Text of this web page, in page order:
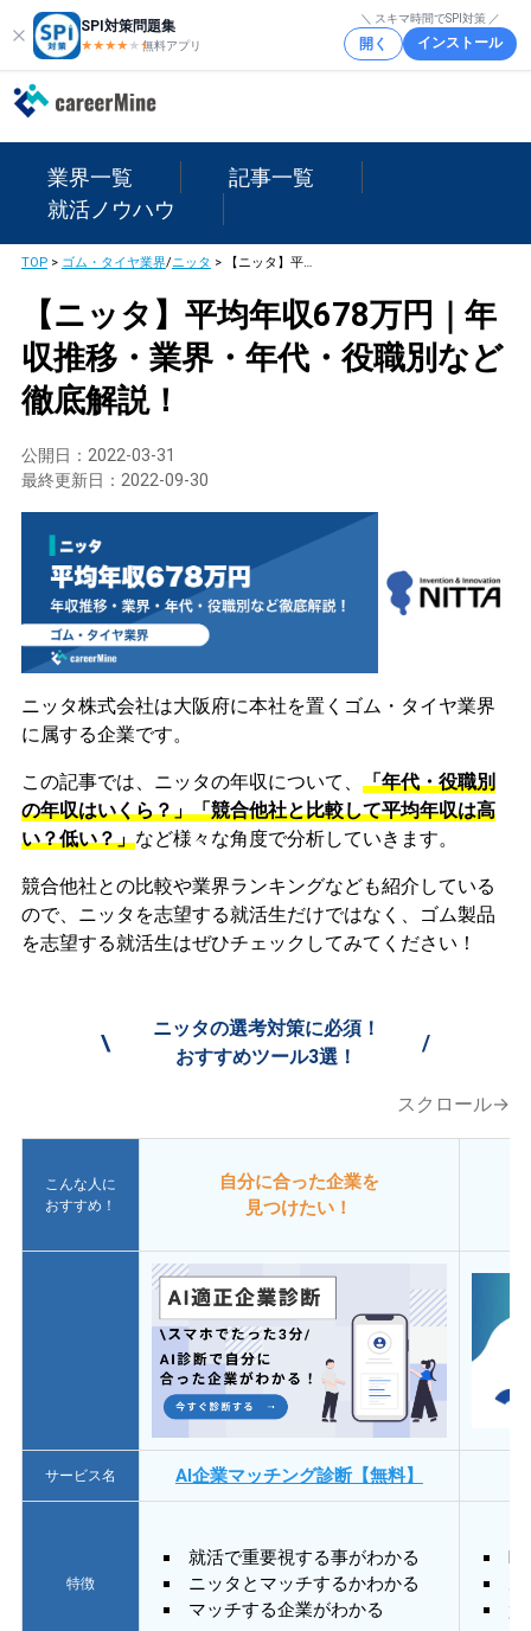
SPI対策問題集
★★★★ ★★
無料アプリ
＼ スキマ時間でSPI対策 ／
開く インストール
業界一覧
記事一覧
就活ノウハウ
TOP> ゴム・タイヤ業界/ニッタ > 【ニッタ】平均年収678万円｜年収推移・業界・年代・役職別など徹底解説！
【ニッタ】平均年収678万円｜年
収推移・業界・年代・役職別など
徹底解説！
公開日： 2022-03-31
最終更新日： 2022-09-30
ニッタ株式会社は大阪府に本社を置くゴム・タイヤ業界
に属する企業です。
この記事では、ニッタの年収について、 「年代・役職別
の年収はいくら？」「競合他社と比較して平均年収は高
い？低い？」など様々な角度で分析していきます。
競合他社との比較や業界ランキングなども紹介している
ので、ニッタを志望する就活生だけではなく、ゴム製品
を志望する就活生はぜひチェックしてみてください！
\
ニッタの選考対策に必須！
おすすめツール3選！
/
スクロール→
こんな人に
おすすめ！
自分に合った企業を
見つけたい！
サービス名 AI企業マッチング診断【無料】
特徴
就活で重要視する事がわかる
ニッタとマッチするかわかる
マッチする企業がわかる
質